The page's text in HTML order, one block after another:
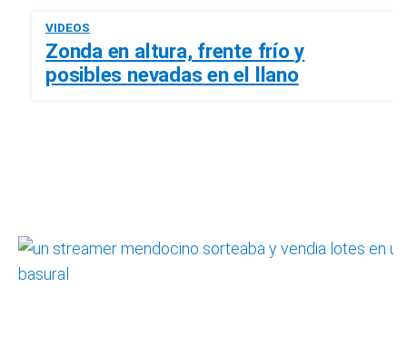
VIDEOS
Zonda en altura, frente frío y
posibles nevadas en el llano